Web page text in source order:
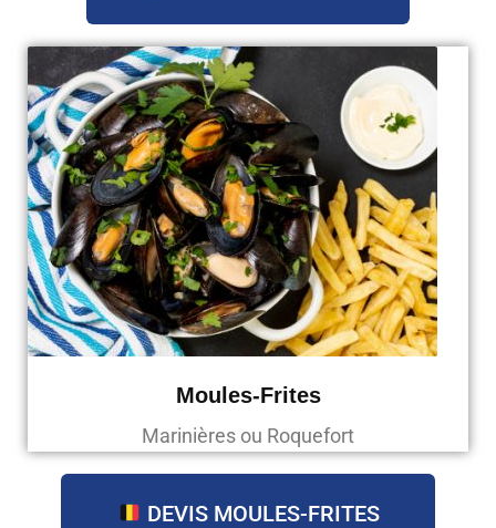
Moules-Frites
Marinières ou Roquefort
DEVIS MOULES-FRITES